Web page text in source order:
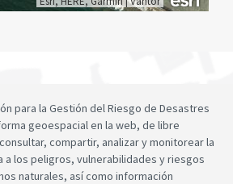
para la Gestión del Riesgo de Desastres
geoespacial en la web, de libre
compartir, analizar y monitorear la
a los peligros, vulnerabilidades y riesgos
naturales, así como información